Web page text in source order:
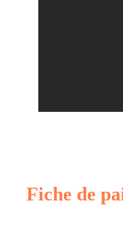
Fiche de